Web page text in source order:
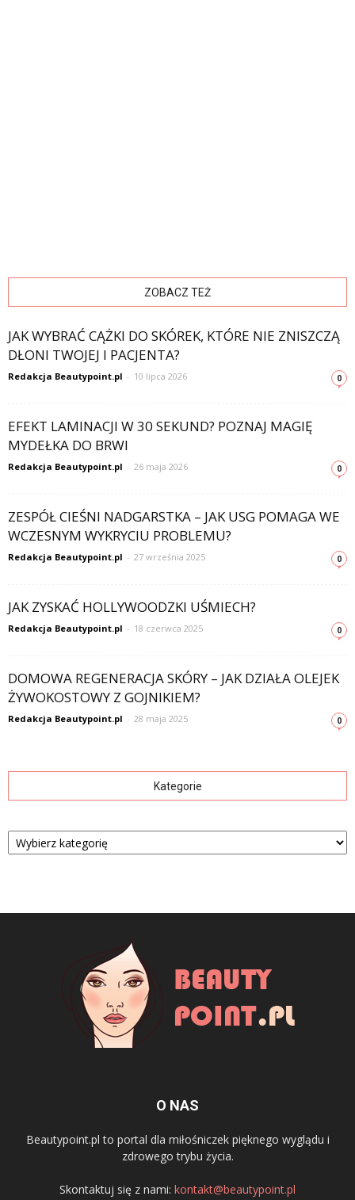
ZOBACZ TEŻ
JAK WYBRAĆ CĄŻKI DO SKÓREK, KTÓRE NIE ZNISZCZĄ
DŁONI TWOJEJ I PACJENTA?
Redakcja Beautypoint.pl - 10 lipca 2026 0
EFEKT LAMINACJI W 30 SEKUND? POZNAJ MAGIĘ
MYDEŁKA DO BRWI
Redakcja Beautypoint.pl - 26 maja 2026 0
ZESPÓŁ CIEŚNI NADGARSTKA – JAK USG POMAGA WE
WCZESNYM WYKRYCIU PROBLEMU?
Redakcja Beautypoint.pl - 27 września 2025 0
JAK ZYSKAĆ HOLLYWOODZKI UŚMIECH?
Redakcja Beautypoint.pl - 18 czerwca 2025 0
DOMOWA REGENERACJA SKÓRY – JAK DZIAŁA OLEJEK
ŻYWOKOSTOWY Z GOJNIKIEM?
Redakcja Beautypoint.pl - 28 maja 2025 0
Kategorie
Kategorie
O NAS
Beautypoint.pl to portal dla miłośniczek pięknego wyglądu i
zdrowego trybu życia.
Skontaktuj się z nami: kontakt@beautypoint.pl